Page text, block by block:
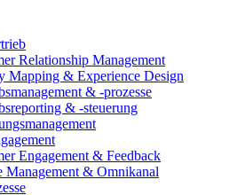
Relationship Management
Mapping & Experience Design
& -prozesse
& -steuerung
Engagement & Feedback
Management & Omnikanal